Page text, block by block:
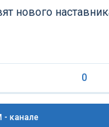
нового
0
- канале